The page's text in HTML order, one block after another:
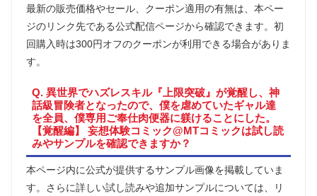
最新の販売価格やセール、クーポン適用の有無は、本ペー
ジのリンク先である公式配信ページから確認できます。初
回購入時は300円オフのクーポンが利用できる場合がありま
す。
Q. 異世界でハズレスキル『上限突破』が覚醒し、神
話級冒険者となったので、僕を虐めていたギャル達
を全員、僕専用ご奉仕肉便器に躾けることにした。
【覚醒編】 妄想体験コミック@MTコミックは試し読
みやサンプルを確認できますか？
本ページ内に公式が提供するサンプル画像を掲載していま
す。さらに詳しい試し読みや追加サンプルについては、リ